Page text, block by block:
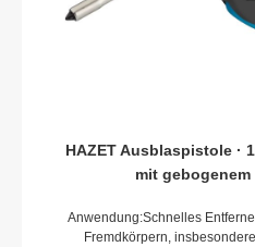
HAZET Ausblaspistole ·
mit gebogenem
Anwendung:Schnelles
Fremdkörpern,